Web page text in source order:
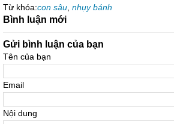
Từ khóa:con sâu nhụy bánh
Bình luận mới
Gửi bình luận của bạn
Tên của bạn
Email
Nội dung